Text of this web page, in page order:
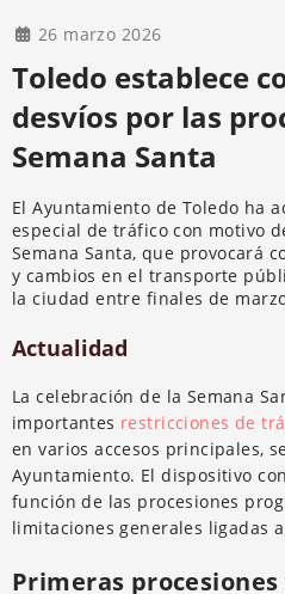
26 marzo 2026
Toledo establece
desvíos por las
Semana Santa
El Ayuntamiento de Toledo ha
especial de tráfico con motivo
Semana Santa, que provocará
y cambios en el transporte
la ciudad entre finales de
Actualidad
La celebración de la Semana
importantes restricciones de
en varios accesos principales,
Ayuntamiento. El dispositivo
función de las procesiones
limitaciones generales ligadas
Primeras